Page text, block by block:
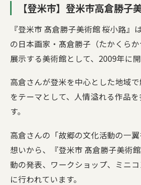
【登米市】登米市高倉勝子
『登米市 髙倉勝子美術館 桜小路』
の日本画家・髙倉勝子（たかくら
展示する美術館として、2009年に開
高倉さんが登米を中心とした地域で
をテーマとして、人情溢れる作品
す。
高倉さんの「故郷の文化活動の一
想いから、『登米市 髙倉勝子美術
動の発表、ワークショップ、ミニ
に行われています。